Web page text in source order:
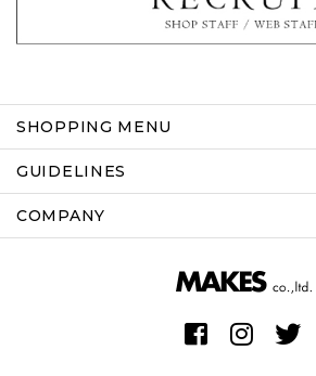
SHOPPING MENU
GUIDELINES
COMPANY